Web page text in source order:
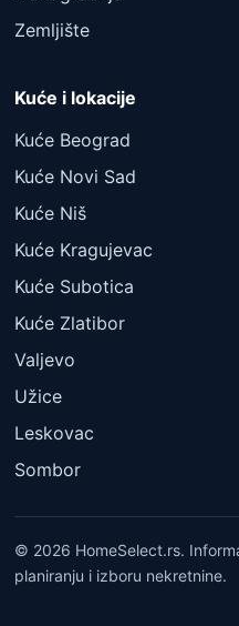
Zemljište
Kuće i lokacije
Kuće Beograd
Kuće Novi Sad
Kuće Niš
Kuće Kragujevac
Kuće Subotica
Kuće Zlatibor
Valjevo
Užice
Leskovac
Sombor
© 2026 HomeSelect.rs.
planiranju i izboru nekretnine.